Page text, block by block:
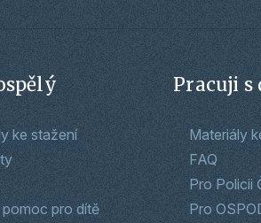
ke stažení
pomoc pro dítě
Pracuji s
Materiály
FAQ
Pro Policii
Pro